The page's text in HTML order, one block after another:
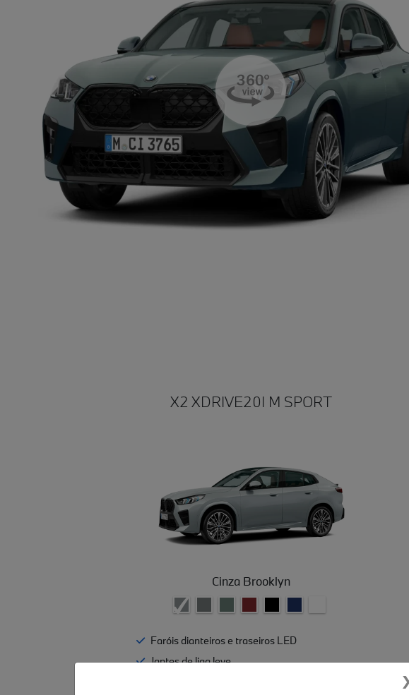
X2 XDRIVE20I M SPORT
Cinza Brooklyn
Faróis dianteiros e traseiros LED
Jantes de liga leve